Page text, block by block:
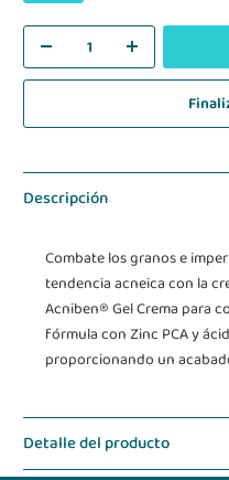
Descripción
Combate los granos e
tendencia acneica con la
Acniben® Gel Crema para
fórmula con Zinc PCA y
proporcionando un
Detalle del producto